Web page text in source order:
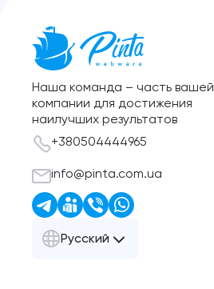
Наша команда – часть вашей
компании для достижения
наилучших результатов
+380504444965
info@pinta.com.ua
Русский